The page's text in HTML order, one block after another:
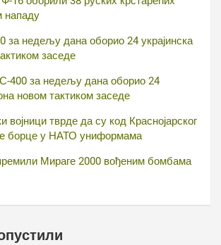
нападу
за недељу дана оборио 24 украјинска
заседе
400 за недељу дана оборио 24
новом тактиком заседе
војници тврде да су код Краснојарског
борце у НАТО униформама
Мираге 2000 вођеним бомбама